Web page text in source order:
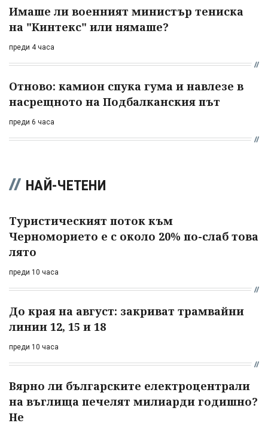
Имаше ли военният министър тениска
на "Кинтекс" или нямаше?
преди 4 часа
Отново: камион спука гума и навлезе в
насрещното на Подбалканския път
преди 6 часа
НАЙ-ЧЕТЕНИ
Туристическият поток към
Черноморието е с около 20% по-слаб това
лято
преди 10 часа
До края на август: закриват трамвайни
линии 12, 15 и 18
преди 10 часа
Вярно ли българските електроцентрали
на въглища печелят милиарди годишно?
Не